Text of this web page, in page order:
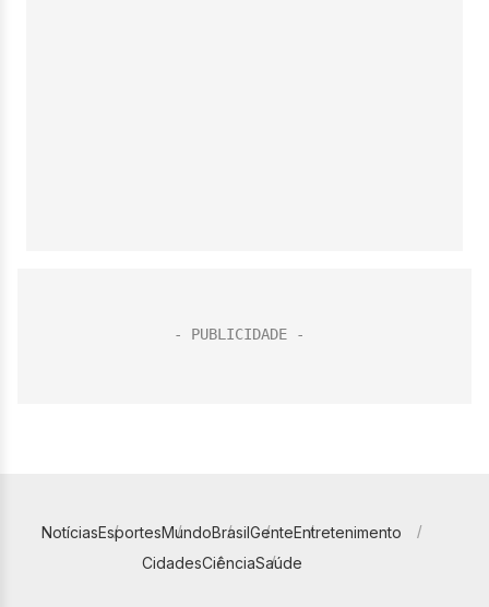
NotíciasEsportesMundoBrasilGenteEntretenimento
CidadesCiênciaSaúde